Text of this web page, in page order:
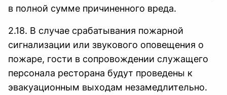
в полной сумме причиненного вреда.
2.18. В случае срабатывания пожарной
сигнализации или звукового оповещения о
пожаре, гости в сопровождении служащего
персонала ресторана будут проведены к
эвакуационным выходам незамедлительно.